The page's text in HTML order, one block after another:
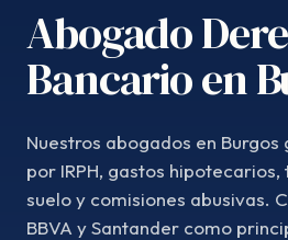
Abogado
Bancario en
Nuestros abogados en
por IRPH, gastos
suelo y comisiones abusivas.
BBVA y Santander como